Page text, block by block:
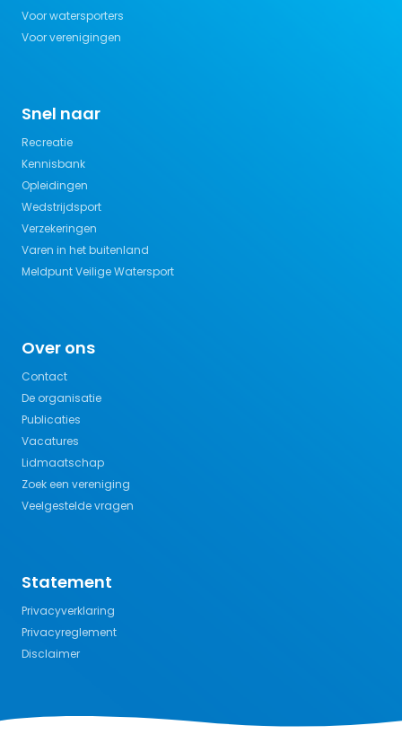
Voor watersporters
Voor verenigingen
Snel naar
Recreatie
Kennisbank
Opleidingen
Wedstrijdsport
Verzekeringen
Varen in het buitenland
Meldpunt Veilige Watersport
Over ons
Contact
De organisatie
Publicaties
Vacatures
Lidmaatschap
Zoek een vereniging
Veelgestelde vragen
Statement
Privacyverklaring
Privacyreglement
Disclaimer